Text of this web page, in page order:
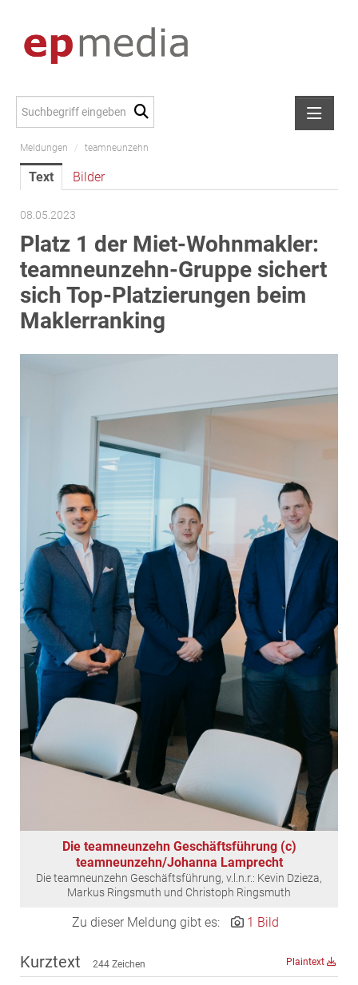
Meldungen
Alexander Peer
amb Development
ATL Immoinvest
AURE Immobilien
Austria Sotheby's International Realty
City Park Vienna
ESTINA Immobilien
Grossmann + Kaswurm Immobilien
Gutwerk Immobilien Treuhand
HANDLER Gruppe
HARING Group
HARING Group + WINEGG Realitäten
HNP architects
IG Immobilien
IMMOBILIEN MAGAZIN VERLAG
IMMOcontract
KOBAN SÜDVERS
MST Muhr
ÖKO-Wohnbau
Raiffeisen Property Holding International
Salon Real
Savoir Vivre Group
Schwabenhaus
STIX + Partner
VÖPE Next
Meldungen / teamneunzehn
Text Bilder
08.05.2023
Platz 1 der Miet-Wohnmakler:
teamneunzehn-Gruppe sichert
sich Top-Platzierungen beim
Maklerranking
Die teamneunzehn Geschäftsführung (c)
teamneunzehn/Johanna Lamprecht
Die teamneunzehn Geschäftsführung, v.l.n.r.: Kevin Dzieza,
Markus Ringsmuth und Christoph Ringsmuth
Zu dieser Meldung gibt es: 1 Bild
Kurztext 244 Zeichen Plaintext